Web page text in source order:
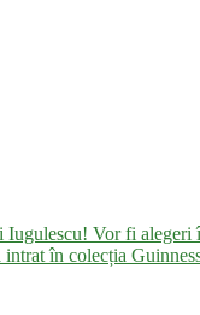
Vor fi alegeri
în colecția